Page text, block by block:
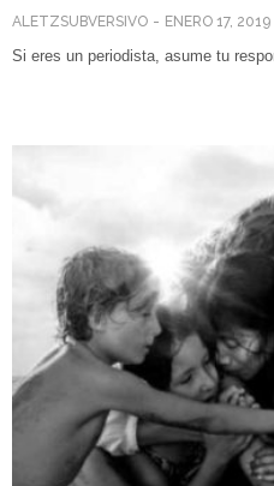
ALETZSUBVERSIVO ENERO 17, 2019
Si eres un periodista, asume tu